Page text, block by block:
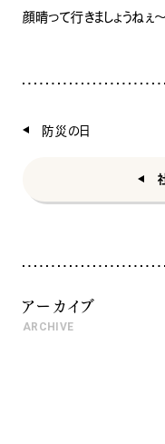
ナチュラル
カントリー
顔晴って行きましょうね
防災の日
アーカイブ
ARCHIVE